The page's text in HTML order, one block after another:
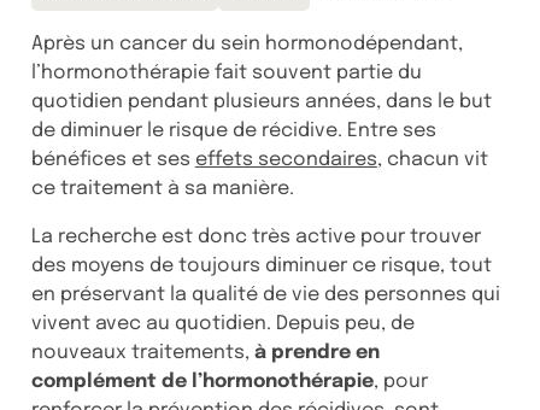
Après un cancer du sein hormonodépendant,
l’hormonothérapie fait souvent partie du
quotidien pendant plusieurs années, dans le but
de diminuer le risque de récidive. Entre ses
bénéfices et ses effets secondaires, chacun vit
ce traitement à sa manière.
La recherche est donc très active pour trouver
des moyens de toujours diminuer ce risque, tout
en préservant la qualité de vie des personnes qui
vivent avec au quotidien. Depuis peu, de
nouveaux traitements, à prendre en
complément de l’hormonothérapie, pour